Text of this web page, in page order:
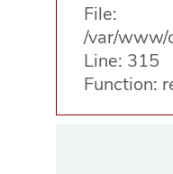
File:
/var/www/
Line: 315
Function: